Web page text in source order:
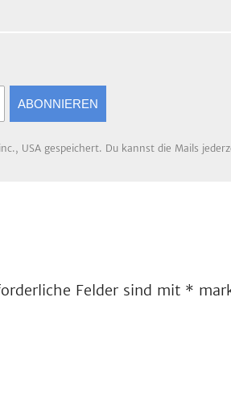
ABONNIEREN
USA gespeichert. Du kannst die Mails
Felder sind mit *